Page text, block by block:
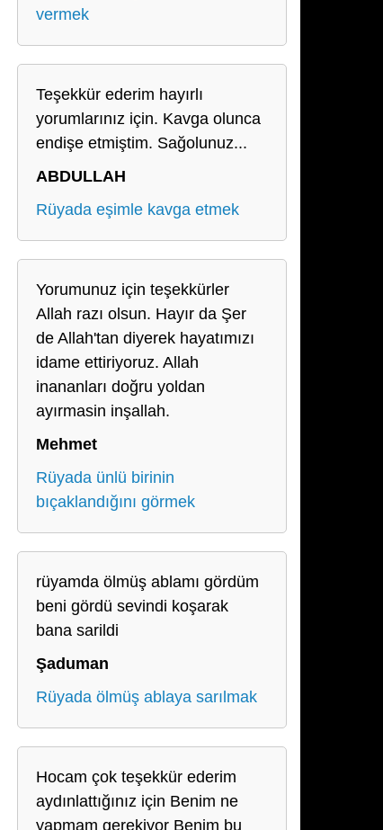
vermek
Teşekkür ederim hayırlı
yorumlarınız için. Kavga olunca
endişe etmiştim. Sağolunuz...
ABDULLAH
Rüyada eşimle kavga etmek
Yorumunuz için teşekkürler
Allah razı olsun. Hayır da Şer
de Allah'tan diyerek hayatımızı
idame ettiriyoruz. Allah
inananları doğru yoldan
ayırmasin inşallah.
Mehmet
Rüyada ünlü birinin
bıçaklandığını görmek
rüyamda ölmüş ablamı gördüm
beni gördü sevindi koşarak
bana sarildi
Şaduman
Rüyada ölmüş ablaya sarılmak
Hocam çok teşekkür ederim
aydınlattığınız için Benim ne
yapmam gerekiyor Benim bu